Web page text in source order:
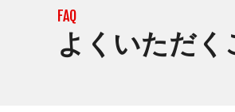
FAQ
よくいただく